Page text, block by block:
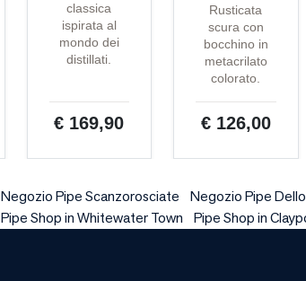
classica
ispirata al
mondo dei
distillati.
€ 169,90
Rusticata
scura con
bocchino in
metacrilato
colorato.
€ 126,00
Negozio Pipe Scanzorosciate Negozio Pipe Dello
Pipe Shop in Whitewater Town
Pipe Shop in